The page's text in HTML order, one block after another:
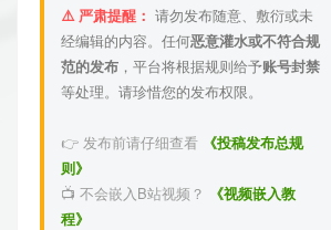
⚠️ 严肃提醒： 请勿发布随意、敷衍或未
经编辑的内容。任何恶意灌水或不符合规
范的发布 ，平台将根据规则给予账号封禁
等处理。请珍惜您的发布权限。
👉 发布前请仔细查看 《投稿发布总规
则》
📺 不会嵌入B站视频？
《视频嵌入教
程》